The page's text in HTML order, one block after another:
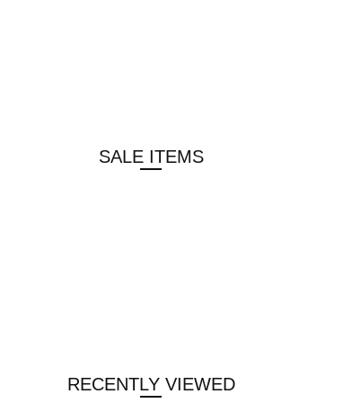
SALE ITEMS
RECENTLY VIEWED